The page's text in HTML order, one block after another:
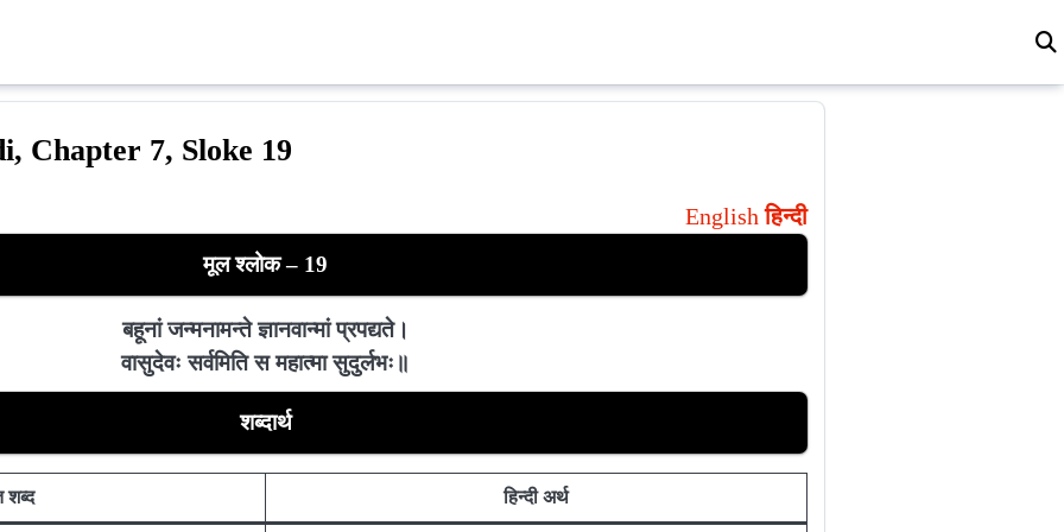
Chapter 7, Sloke 19
English हिन्दी
मूल श्लोक – 19
बहूनां जन्मनामन्ते ज्ञानवान्मां प्रपद्यते।
वासुदेवः सर्वमिति स महात्मा सुदुर्लभः॥
शब्दार्थ
हिन्दी अर्थ